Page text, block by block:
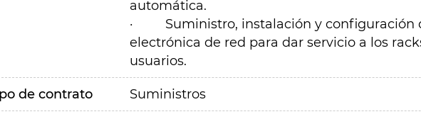
automática.
·
Suministro, instalación y
electrónica de red para dar servicio a los
usuarios.
de contrato Suministros